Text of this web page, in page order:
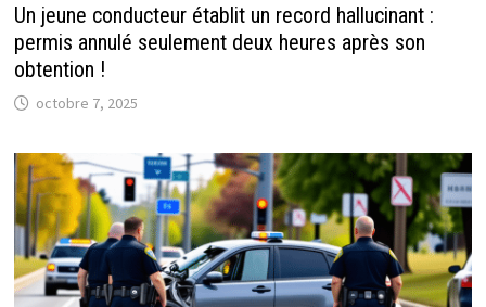
Un jeune conducteur établit un record hallucinant :
permis annulé seulement deux heures après son
obtention !
octobre 7, 2025